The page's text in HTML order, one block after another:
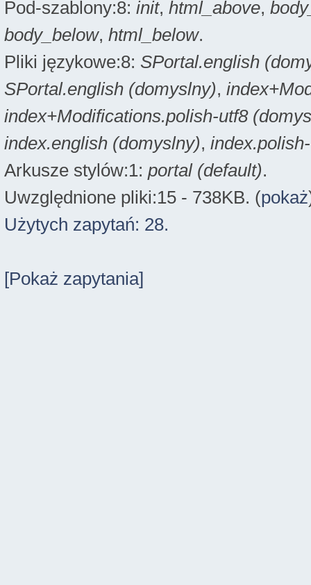
Pod-szablony:8: init, html_above,
body_below, html_below.
Pliki językowe:8: SPortal.english
SPortal.english (domyslny),
index+Modifications.polish-utf8
index.english (domyslny),
Arkusze stylów:1: portal (default).
Uwzględnione pliki:15 - 738KB. (pokaż
Użytych zapytań: 28.
[Pokaż zapytania]